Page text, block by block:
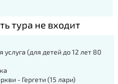
тура не входит
услуга (для детей до 12 лет 80
- Гергети (15 лари)